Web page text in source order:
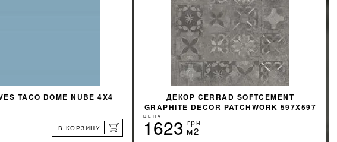
TACO DOME NUBE 4X4
В КОРЗИНУ
ДЕКОР CERRAD SOFTCEMENT
GRAPHITE DECOR PATCHWORK 597X597
ЦЕНА
1623 грн
м2